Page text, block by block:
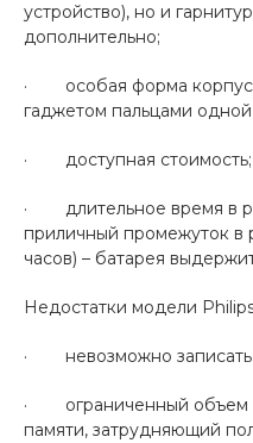
устройство), но и
дополнительно;
· особая форма корпуса
гаджетом пальцами одной
· доступная стоимость;
· длительное время в
приличный промежуток в
часов) – батарея
Недостатки модели
· невозможно записать
· ограниченный объем
памяти, затрудняющий